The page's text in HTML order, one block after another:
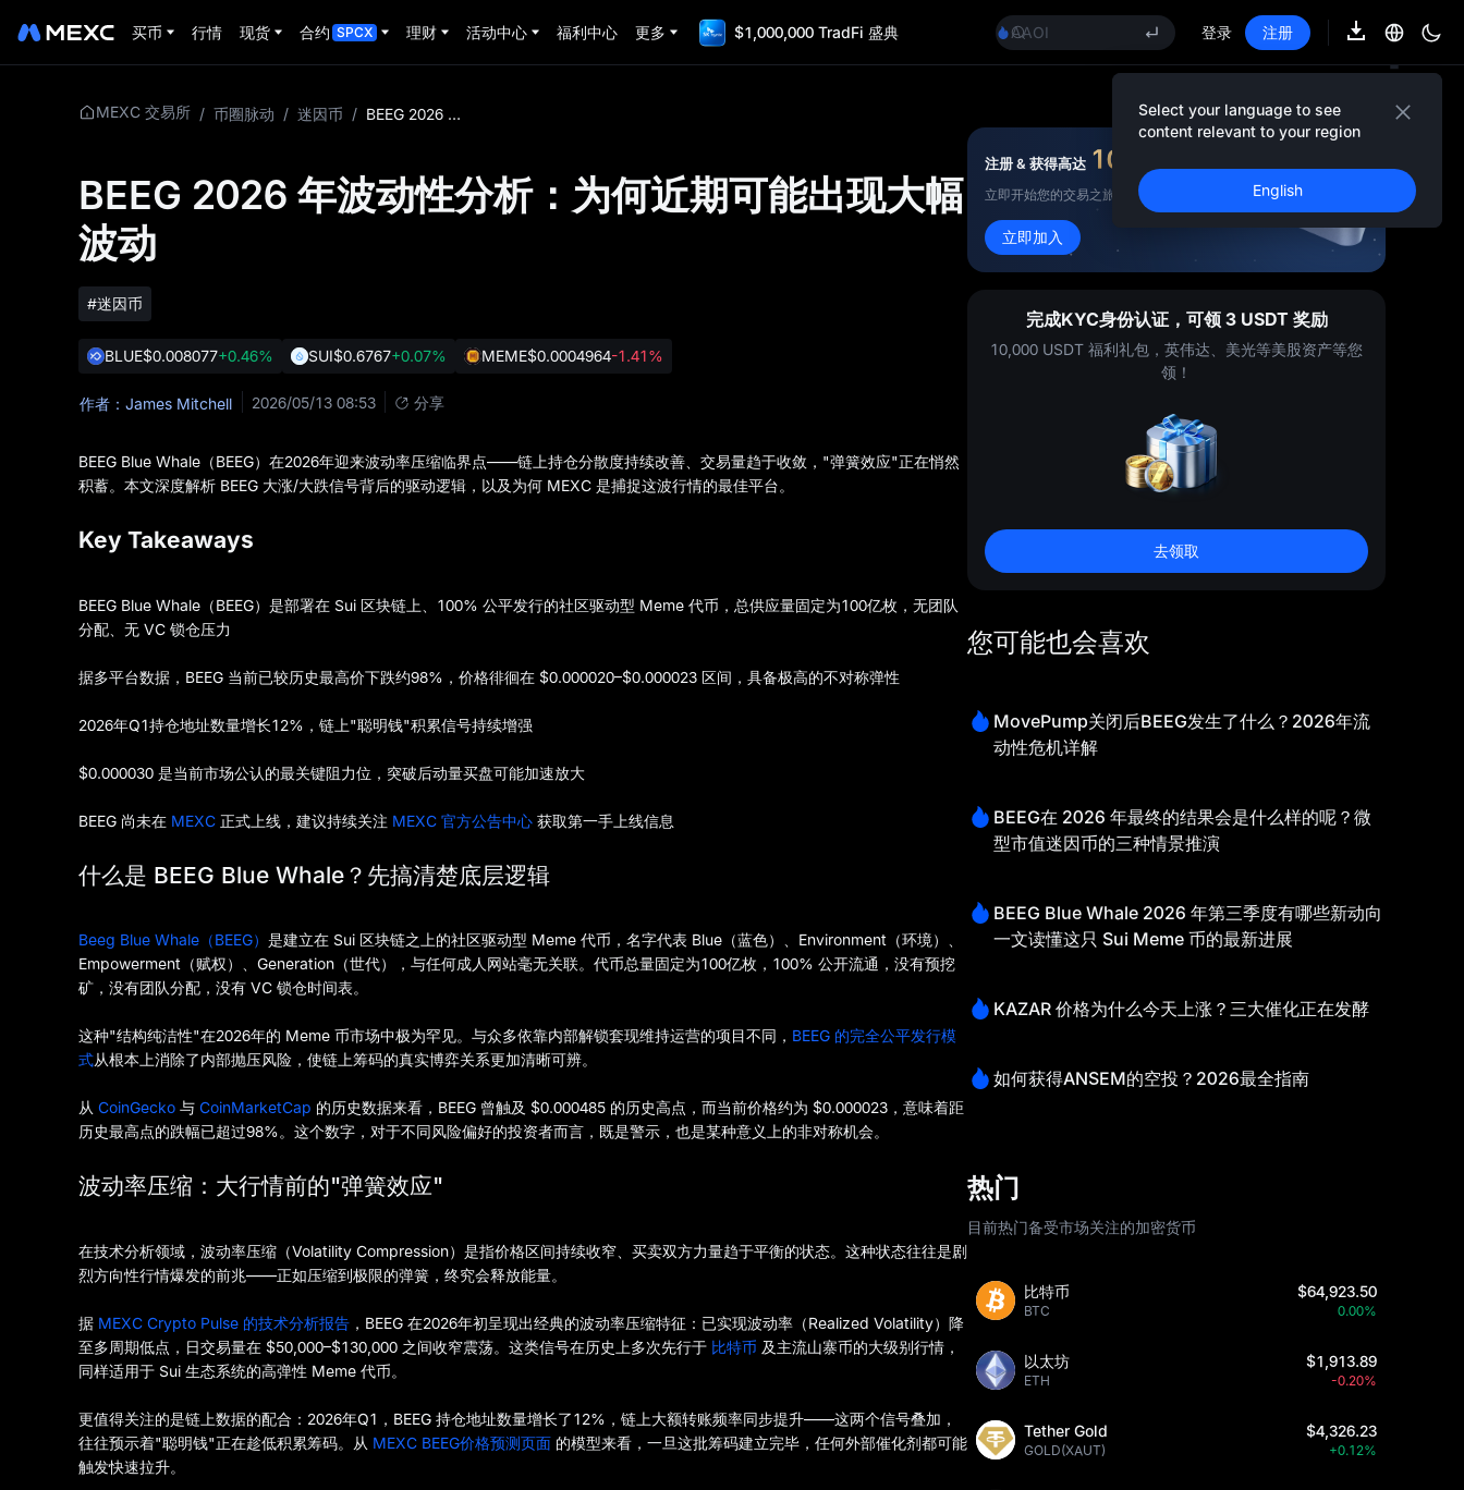
买币 行情 现货 合约 SPCX 理财 活动中心 福利中心 更多 $1,000,000 TradFi 盛典
AAOI
SKYAI
UNITREE 8.10 科创板申购
SPCX 解禁不跌反涨
GOLD(XAU)
AAOI
SKYAI
UNITREE 8.10 科创板申购
SPCX 解禁不跌反涨
登录 注册
Select your language to see
content relevant to your region
English
MEXC 交易所 / 币圈脉动 / 迷因币 / BEEG 2026 年波动性分析：为何近期可能出现大幅波动
BEEG 2026 年波动性分析：为何近期可能出现大幅
波动
#迷因币
BLUE$0.008077+0.46% SUI$0.6767+0.07% MEME$0.0004964-1.41%
作者：James Mitchell 2026/05/13 08:53 分享
BEEG Blue Whale（BEEG）在2026年迎来波动率压缩临界点——链上持仓分散度持续改善、交易量趋于收敛，"弹簧效应"正在悄然
积蓄。本文深度解析 BEEG 大涨/大跌信号背后的驱动逻辑，以及为何 MEXC 是捕捉这波行情的最佳平台。
Key Takeaways
BEEG Blue Whale（BEEG）是部署在 Sui 区块链上、100% 公平发行的社区驱动型 Meme 代币，总供应量固定为100亿枚，无团队
分配、无 VC 锁仓压力
据多平台数据，BEEG 当前已较历史最高价下跌约98%，价格徘徊在 $0.000020–$0.000023 区间，具备极高的不对称弹性
2026年Q1持仓地址数量增长12%，链上"聪明钱"积累信号持续增强
$0.000030 是当前市场公认的最关键阻力位，突破后动量买盘可能加速放大
BEEG 尚未在 MEXC 正式上线，建议持续关注 MEXC 官方公告中心 获取第一手上线信息
什么是 BEEG Blue Whale？先搞清楚底层逻辑
Beeg Blue Whale（BEEG） 是建立在 Sui 区块链之上的社区驱动型 Meme 代币，名字代表 Blue（蓝色）、Environment（环境）、
Empowerment（赋权）、Generation（世代），与任何成人网站毫无关联。代币总量固定为100亿枚，100% 公开流通，没有预挖
矿，没有团队分配，没有 VC 锁仓时间表。
这种"结构纯洁性"在2026年的 Meme 币市场中极为罕见。与众多依靠内部解锁套现维持运营的项目不同， BEEG 的完全公平发行模
式从根本上消除了内部抛压风险，使链上筹码的真实博弈关系更加清晰可辨。
从 CoinGecko 与 CoinMarketCap 的历史数据来看，BEEG 曾触及 $0.000485 的历史高点，而当前价格约为 $0.000023，意味着距
历史最高点的跌幅已超过98%。这个数字，对于不同风险偏好的投资者而言，既是警示，也是某种意义上的非对称机会。
波动率压缩：大行情前的"弹簧效应"
在技术分析领域，波动率压缩（Volatility Compression）是指价格区间持续收窄、买卖双方力量趋于平衡的状态。这种状态往往是剧
烈方向性行情爆发的前兆——正如压缩到极限的弹簧，终究会释放能量。
据 MEXC Crypto Pulse 的技术分析报告 ，BEEG 在2026年初呈现出经典的波动率压缩特征：已实现波动率（Realized Volatility）降
至多周期低点，日交易量在 $50,000–$130,000 之间收窄震荡。这类信号在历史上多次先行于 比特币 及主流山寨币的大级别行情，
同样适用于 Sui 生态系统的高弹性 Meme 代币。
更值得关注的是链上数据的配合：2026年Q1，BEEG 持仓地址数量增长了12%，链上大额转账频率同步提升——这两个信号叠加，
往往预示着"聪明钱"正在趁低积累筹码。从 MEXC BEEG价格预测页面 的模型来看，一旦这批筹码建立完毕，任何外部催化剂都可能
触发快速拉升。
注册 & 获得高达 10,000
立即开始您的交易之旅！
立即加入
完成KYC身份认证，可领 3 USDT 奖励
10,000 USDT 福利礼包，英伟达、美光等美股资产等您
领！
去领取
您可能也会喜欢
MovePump关闭后BEEG发生了什么？2026年流
动性危机详解
BEEG在 2026 年最终的结果会是什么样的呢？微
型市值迷因币的三种情景推演
BEEG Blue Whale 2026 年第三季度有哪些新动向
一文读懂这只 Sui Meme 币的最新进展
KAZAR 价格为什么今天上涨？三大催化正在发酵
如何获得ANSEM的空投？2026最全指南
热门
目前热门备受市场关注的加密货币
比特币
BTC
$64,923.50
0.00%
以太坊
ETH
$1,913.89
-0.20%
Tether Gold
GOLD(XAUT)
$4,326.23
+0.12%